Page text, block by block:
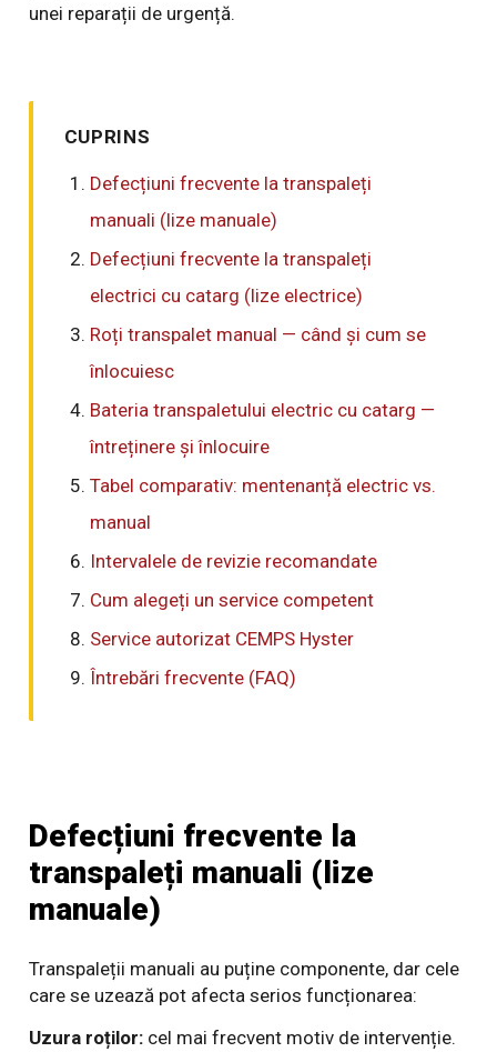
unei reparații de urgență.
CUPRINS
Defecțiuni frecvente la transpaleți
manuali (lize manuale)
Defecțiuni frecvente la transpaleți
electrici cu catarg (lize electrice)
Roți transpalet manual — când și cum se
înlocuiesc
Bateria transpaletului electric cu catarg —
întreținere și înlocuire
Tabel comparativ: mentenanță electric vs.
manual
Intervalele de revizie recomandate
Cum alegeți un service competent
Service autorizat CEMPS Hyster
Întrebări frecvente (FAQ)
Defecțiuni frecvente la
transpaleți manuali (lize
manuale)
Transpaleții manuali au puține componente, dar cele
care se uzează pot afecta serios funcționarea:
Uzura roților:cel mai frecvent motiv de intervenție.